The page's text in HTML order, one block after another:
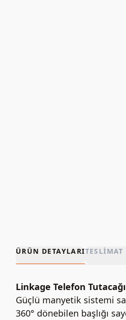
ÜRÜN DETAYLARI
Linkage Telefon
Güçlü manyetik sistemi
360° dönebilen başlığı